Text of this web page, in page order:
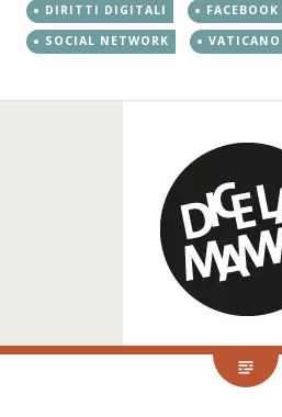
DIRITTI DIGITALI
FACEBOOK
SOCIAL NETWORK
VATICANO